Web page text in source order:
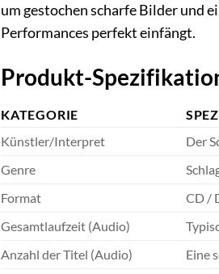
um gestochen scharfe Bilder und
Performances perfekt einfängt.
Produkt-
KATEGORIE
Künstler/Interpret
Der
Genre
Format
CD /
Gesamtlaufzeit (Audio)
Anzahl der Titel (Audio)
Eine